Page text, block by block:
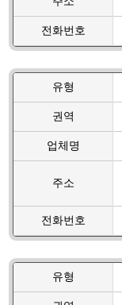
전화번호
유형
권역
업체명
주소
전화번호
유형